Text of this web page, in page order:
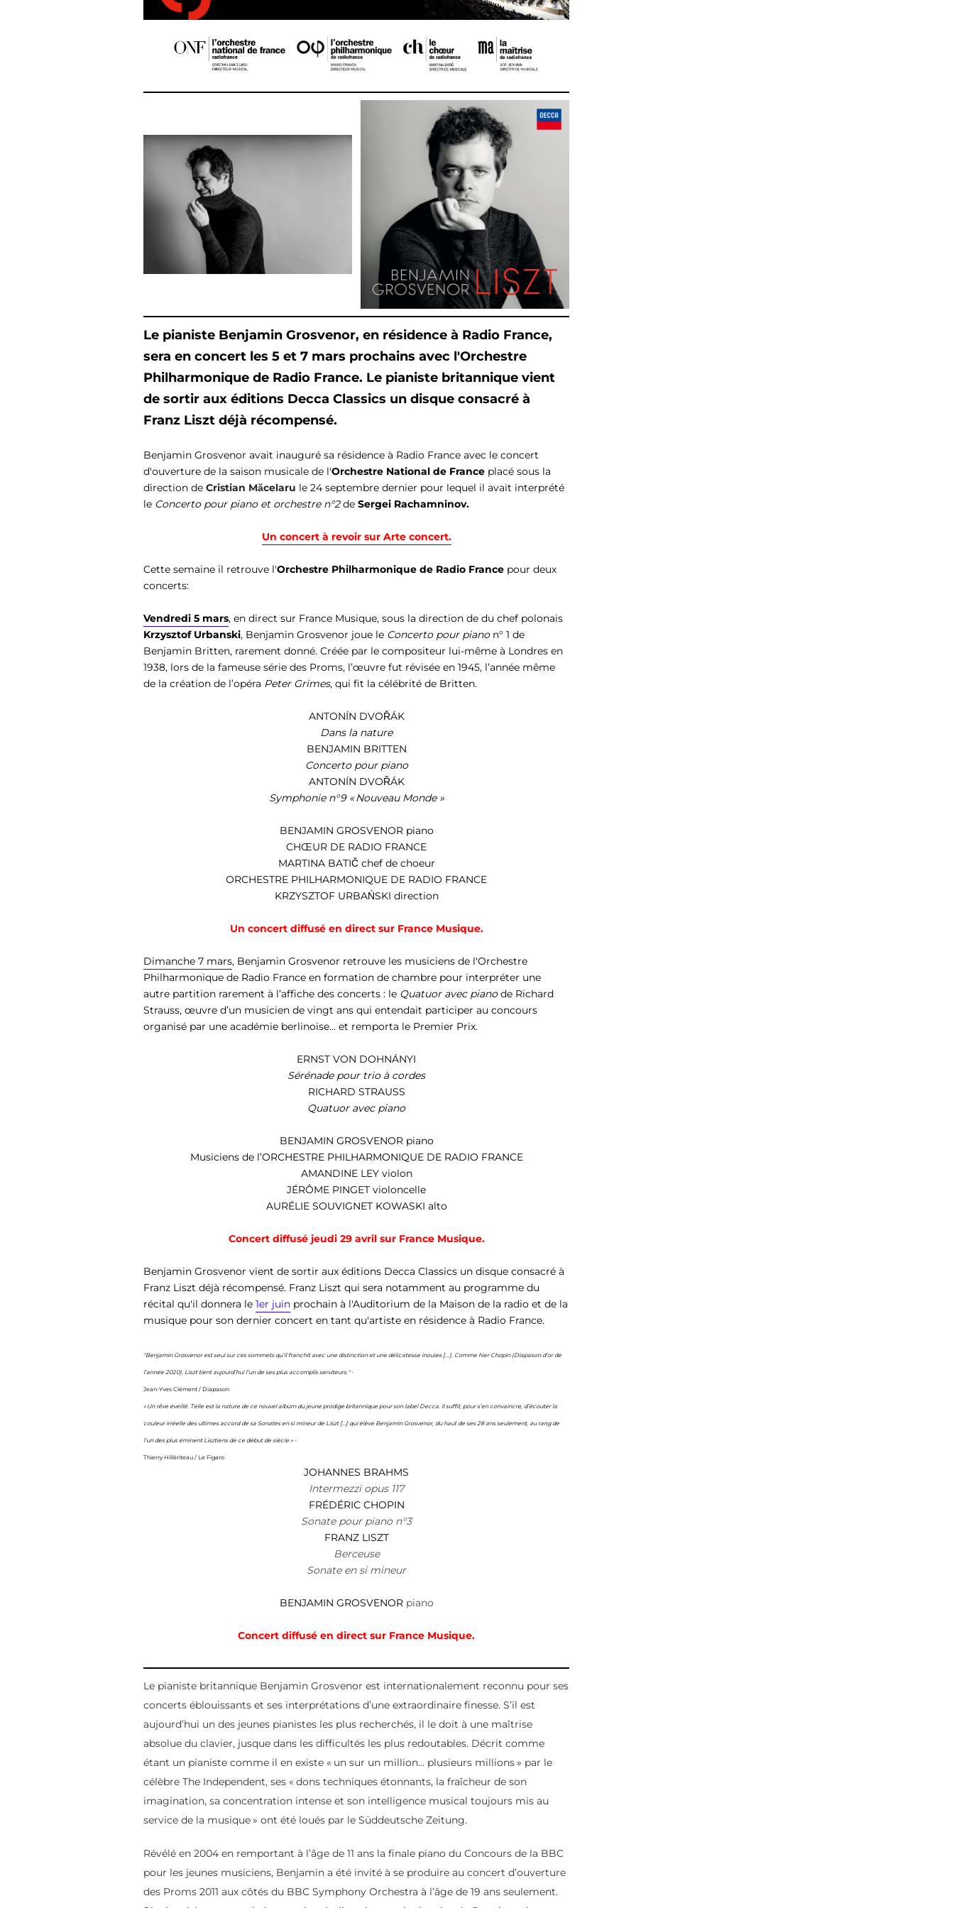
Le pianiste Benjamin Grosvenor, en résidence à Radio France,
sera en concert les 5 et 7 mars prochains avec l'Orchestre
Philharmonique de Radio France. Le pianiste britannique vient
de sortir aux éditions Decca Classics un disque consacré à
Franz Liszt déjà récompensé.
Benjamin Grosvenor avait inauguré sa résidence à Radio France avec le concert
d'ouverture de la saison musicale de l'Orchestre National de France placé sous la
direction de Cristian Măcelaru le 24 septembre dernier pour lequel il avait interprété
le Concerto pour piano et orchestre n°2de Sergei Rachamninov.
Un concert à revoir sur Arte concert.
Cette semaine il retrouve l'Orchestre Philharmonique de Radio France pour deux
concerts:
Vendredi 5 mars, en direct sur France Musique, sous la direction de du chef polonais
Krzysztof Urbanski, Benjamin Grosvenor joue le Concerto pour pianon° 1 de
Benjamin Britten, rarement donné. Créée par le compositeur lui-même à Londres en
1938, lors de la fameuse série des Proms, l’œuvre fut révisée en 1945, l’année même
de la création de l’opéra Peter Grimes, qui fit la célébrité de Britten.
ANTONÍN DVOŘÁK
Dans la nature
BENJAMIN BRITTEN
Concerto pour piano
ANTONÍN DVOŘÁK
Symphonie n°9 « Nouveau Monde »
BENJAMIN GROSVENORpiano
CHŒUR DE RADIO FRANCE
MARTINA BATIČ chef de choeur
ORCHESTRE PHILHARMONIQUE DE RADIO FRANCE
KRZYSZTOF URBAŃSKI direction
Un concert diffusé en direct sur France Musique.
Dimanche 7 mars, Benjamin Grosvenor retrouve les musiciens de l'Orchestre
Philharmonique de Radio France en formation de chambre pour interpréter une
autre partition rarement à l’affiche des concerts : le Quatuor avec pianode Richard
Strauss, œuvre d’un musicien de vingt ans qui entendait participer au concours
organisé par une académie berlinoise… et remporta le Premier Prix.
ERNST VON DOHNÁNYI
Sérénade pour trio à cordes
RICHARD STRAUSS
Quatuor avec piano
BENJAMIN GROSVENOR piano
Musiciens de l’ORCHESTRE PHILHARMONIQUE DE RADIO FRANCE
AMANDINE LEY violon
JÉRÔME PINGET violoncelle
AURÉLIE SOUVIGNET KOWASKI alto
Concert diffuséjeudi 29 avril sur France Musique.
Benjamin Grosvenor vient de sortir aux éditions Decca Classics un disque consacré à
Franz Liszt déjà récompensé. Franz Liszt qui sera notamment au programme du
récital qu'il donnera le 1er juin prochain à l'Auditorium de la Maison de la radio et de la
musique pour son dernier concert en tant qu'artiste en résidence à Radio France.
"Benjamin Grosvenor est seul sur ces sommets qu’il franchit avec une distinction et une délicatesse inouïes [...]. Comme hier Chopin (Diapason d’or de
l’année 2020), Liszt tient aujourd’hui l’un de ses plus accomplis serviteurs."-
Jean-Yves Clément / Diapason
« Un rêve éveillé. Telle est la nature de ce nouvel album du jeune prodige britannique pour son label Decca. Il suffit, pour s’en convaincre, d’écouter la
couleur irréelle des ultimes accord de sa Sonates en si mineur de Liszt […] qui élève Benjamin Grosvenor, du haut de ses 28 ans seulement, au rang de
l’un des plus éminent Lisztiens de ce début de siècle.» -
Thierry Hillériteau / Le Figaro
JOHANNES BRAHMS
Intermezzi opus 117
FRÉDÉRIC CHOPIN
Sonate pour piano n°3
FRANZ LISZT
Berceuse
Sonate en si mineur
BENJAMIN GROSVENOR piano
Concert diffusé en direct sur France Musique.
Le pianiste britannique Benjamin Grosvenor est internationalement reconnu pour ses
concerts éblouissants et ses interprétations d’une extraordinaire finesse. S’il est
aujourd’hui un des jeunes pianistes les plus recherchés, il le doit à une maîtrise
absolue du clavier, jusque dans les difficultés les plus redoutables. Décrit comme
étant un pianiste comme il en existe « un sur un million… plusieurs millions» par le
célèbre The Independent, ses « dons techniques étonnants, la fraîcheur de son
imagination, sa concentration intense et son intelligence musical toujours mis au
service de la musique» ont été loués par le Süddeutsche Zeitung.
Révélé en 2004 en remportant à l’âge de 11 ans la finale piano du Concours de la BBC
pour les jeunes musiciens, Benjamin a été invité à se produire au concert d’ouverture
des Proms 2011 aux côtés du BBC Symphony Orchestra à l’âge de 19 ans seulement.